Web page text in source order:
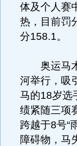
体及个人赛
热，目前罚
分158.1。
奥运马术
河举行，吸
马的18岁选
绩紧随三项
跨越于8号“
障碍物，马